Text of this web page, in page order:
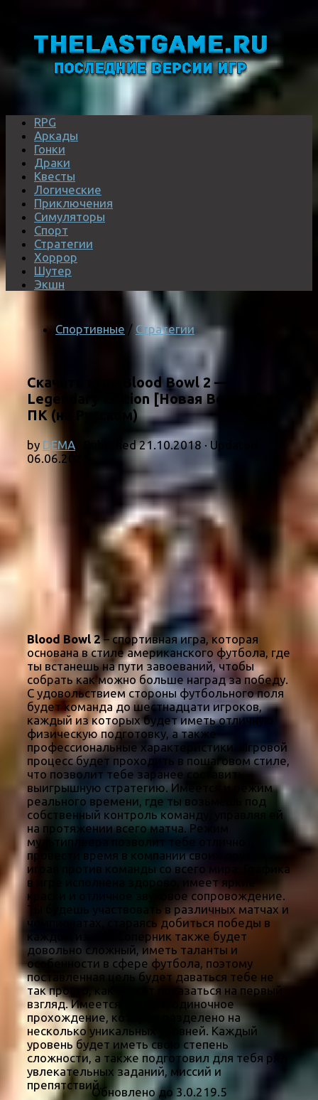
RPG
Аркады
Гонки
Драки
Квесты
Логические
Приключения
Симуляторы
Спорт
Стратегии
Хоррор
Шутер
Экшн
Спортивные / Стратегии
Скачать игру Blood Bowl 2 —
Legendary Edition [Новая Версия] на
ПК (на Русском)
by DEMA · Published21.10.2018 · Updated
06.06.2021
Blood Bowl 2– спортивная игра, которая
основана в стиле американского футбола, где
ты встанешь на пути завоеваний, чтобы
собрать как можно больше наград за победу.
С удовольствием стороны футбольного поля
будет команда до шестнадцати игроков,
каждый из которых будет иметь отличную
физическую подготовку, а также
профессиональные характеристики. Игровой
процесс будет проходить в пошаговом стиле,
что позволит тебе заранее составить
выигрышную стратегию. Имеется и режим
реального времени, где ты возьмёшь под
собственный контроль команду, управляя ей
на протяжении всего матча. Режим
мультиплеера позволит тебе отлично
провести время в компании своих друзей,
играя против команды со всего мира. Графика
в игре исполнена здорово, имеет яркие
краски и отличное звуковое сопровождение.
Ты будешь участвовать в различных матчах и
чемпионатах, стараясь добиться победы в
каждом из них. Соперник также будет
довольно сложный, иметь таланты и
особенности в сфере футбола, поэтому
поставленная цель будет даваться тебе не
так просто, как может показаться на первый
взгляд. Имеется также и одиночное
прохождение, которое разделено на
несколько уникальных уровней. Каждый
уровень будет иметь свою степень
сложности, а также подготовил для тебя ряд
увлекательных заданий, миссий и
препятствий.
Обновлено до 3.0.219.5